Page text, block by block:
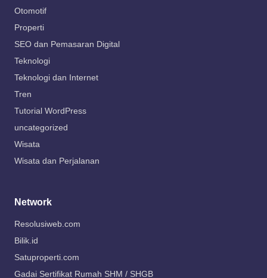
Otomotif
Properti
SEO dan Pemasaran Digital
Teknologi
Teknologi dan Internet
Tren
Tutorial WordPress
uncategorized
Wisata
Wisata dan Perjalanan
Network
Resolusiweb.com
Bilik.id
Satuproperti.com
Gadai Sertifikat Rumah SHM / SHGB